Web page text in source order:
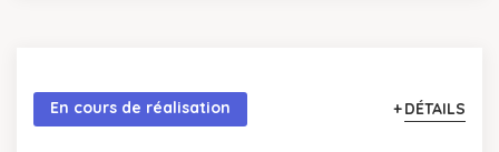
En cours de réalisation DÉTAILS